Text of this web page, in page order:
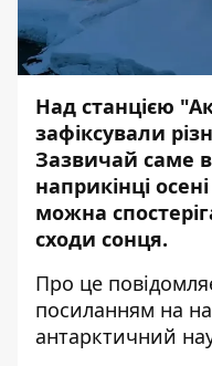
Над станцією
зафіксували
Зазвичай саме
наприкінці
можна
сходи сонця.
Про це
посиланням на
антарктичний